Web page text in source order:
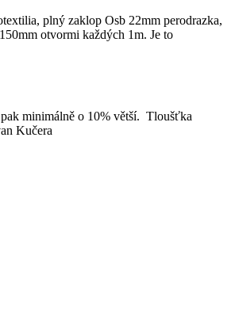
plný zaklop Osb 22mm perodrazka,
otvormi každých 1m. Je to
minimálně o 10% větší. Tloušťka
Kučera